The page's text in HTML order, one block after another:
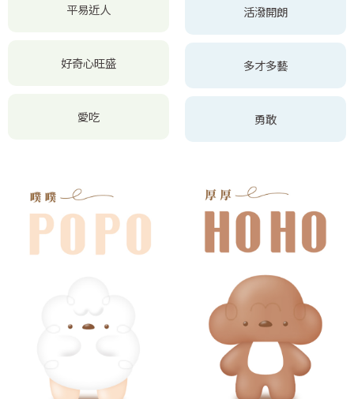
平易近人
好奇心旺盛
愛吃
活潑開朗
多才多藝
勇敢